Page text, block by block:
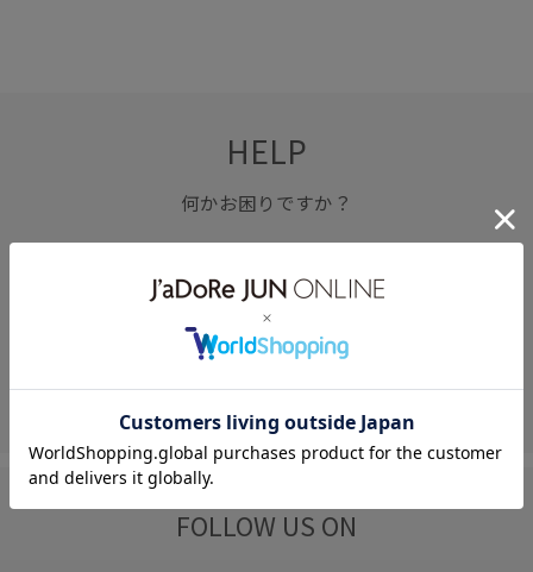
HELP
何かお困りですか？
FAQ
お問い合わせ
フォーム
FOLLOW US ON